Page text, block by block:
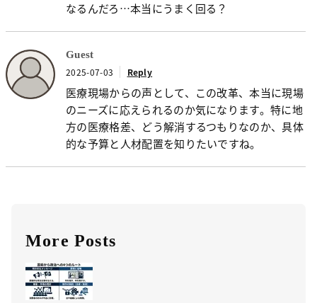
なるんだろ…本当にうまく回る？
Guest
2025-07-03 Reply
医療現場からの声として、この改革、本当に現場
のニーズに応えられるのか気になります。特に地
方の医療格差、どう解消するつもりなのか、具体
的な予算と人材配置を知りたいですね。
More Posts